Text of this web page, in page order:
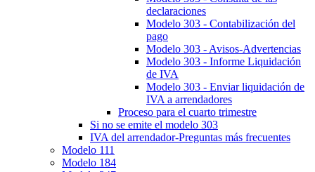
declaraciones
Modelo 303 - Contabilización del
pago
Modelo 303 - Avisos-Advertencias
Modelo 303 - Informe Liquidación
de IVA
Modelo 303 - Enviar liquidación de
IVA a arrendadores
Proceso para el cuarto trimestre
Si no se emite el modelo 303
‎IVA del arrendador‎-Preguntas más frecuentes‎
Modelo 111
Modelo 184